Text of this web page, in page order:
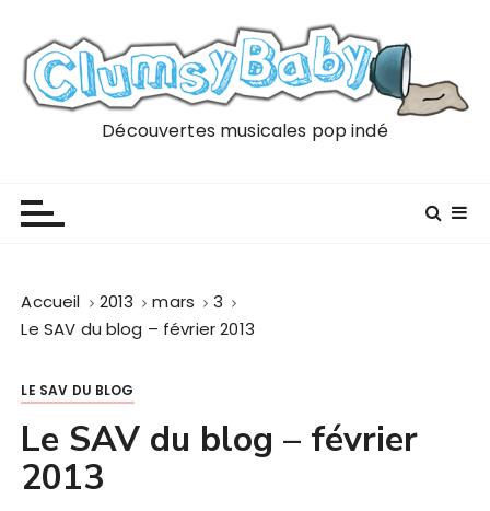
Découvertes musicales pop indé
Accueil 2013 mars
3
Le SAV du blog – février 2013
LE SAV DU BLOG
Le SAV du blog – février
2013